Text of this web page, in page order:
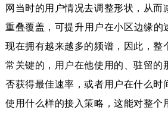
网当时的用户情况去调整形状，从而
重叠覆盖，可提升用户在小区边缘的
现在拥有越来越多的频谱，因此，整
常关键的，用户在他使用的、驻留的
否获得最佳速率，或者用户在什么时
使用什么样的接入策略，这能对整个